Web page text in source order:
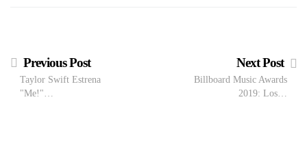
Previous Post
Taylor Swift Estrena
"Me!"…
Next Post
Billboard Music Awards
2019: Los…